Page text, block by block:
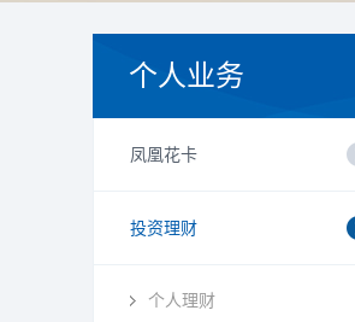
个人业务
凤凰花卡
投资理财
个人理财